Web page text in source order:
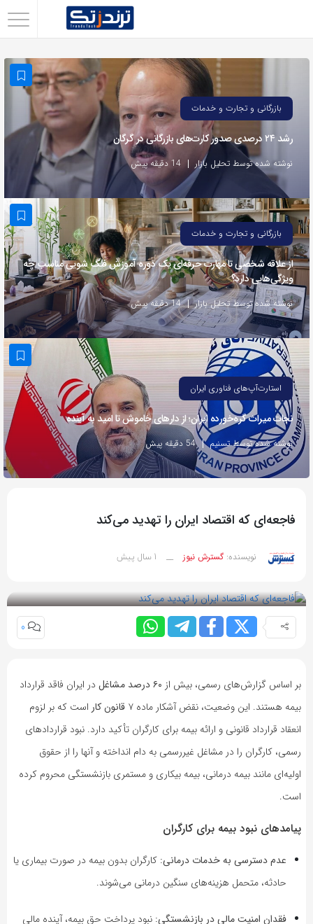
استفاده
روش‌های
زیر
می‌توانید
این
صفحه
را
با
دوستان
خود
به
اشتراک
بگذارید.
کپی
لینک
بازرگانی و تجارت و خدمات
رشد ۲۴ درصدی صدور کارت‌های بازرگانی در گرگان
نوشته شده توسط تحلیل بازار 14 دقیقه پیش
بازرگانی و تجارت و خدمات
از علاقه شخصی تا مهارت حرفه‌ای یک دوره آموزش فنگ شویی مناسب چه
ویژگی‌هایی دارد؟
نوشته شده توسط تحلیل بازار 14 دقیقه پیش
استارت‌آپ‌های فناوری ایران
نجات میراث گره‌خورده ایران؛ از دارهای خاموش تا امید به آینده
نوشته شده توسط تسنیم 54 دقیقه پیش
فاجعه‌ای که اقتصاد ایران را تهدید می‌کند
نویسنده: گسترش نیوز __ 1 سال پیش
0
بر اساس گزارش‌های رسمی، بیش از
در ایران فاقد قرارداد
بیمه هستند. این وضعیت، نقض آشکار ماده ۷
قانون کار است که بر لزوم
انعقاد قرارداد قانونی و ارائه بیمه برای کارگران تأکید دارد. نبود قراردادهای
رسمی، کارگران را در مشاغل غیررسمی به دام انداخته و آنها را از حقوق
اولیه‌ای مانند بیمه درمانی، بیمه بیکاری و مستمری بازنشستگی محروم کرده
است.
پیامدهای نبود بیمه برای کارگران
عدم دسترسی به خدمات درمانی: کارگران بدون بیمه در صورت بیماری یا
حادثه، متحمل هزینه‌های سنگین درمانی می‌شوند.
فقدان امنیت مالی در بازنشستگی: نبود پرداخت حق بیمه، آینده مالی